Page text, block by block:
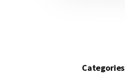
Categories